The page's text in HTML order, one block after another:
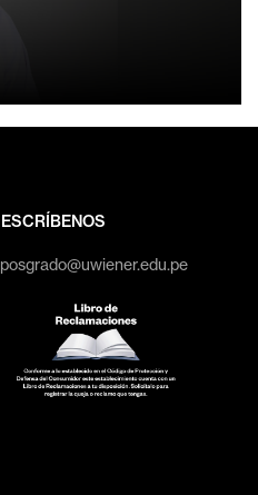
ESCRÍBENOS
posgrado@uwiener.edu.pe